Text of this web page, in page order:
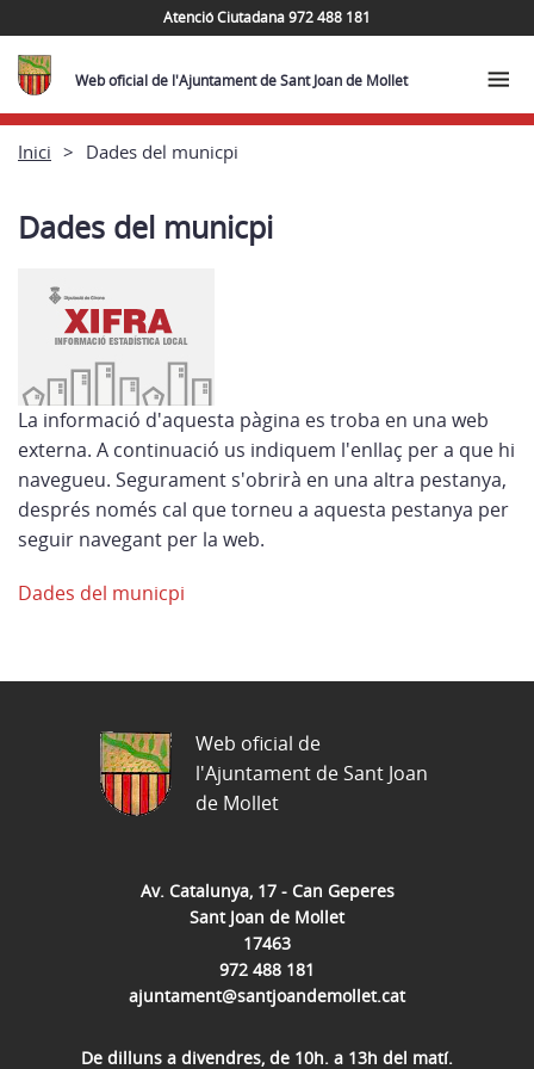
Atenció Ciutadana 972 488 181
Web oficial de l'Ajuntament de Sant Joan de Mollet
Inici Dades del municpi
Dades del municpi
La informació d'aquesta pàgina es troba en una web
externa. A continuació us indiquem l'enllaç per a que hi
navegueu. Segurament s'obrirà en una altra pestanya,
després només cal que torneu a aquesta pestanya per
seguir navegant per la web.
Dades del municpi
Av. Catalunya, 17 - Can Geperes
Sant Joan de Mollet
17463
972 488 181
ajuntament@santjoandemollet.cat
De dilluns a divendres, de 10h. a 13h del matí.
Web oficial de
l'Ajuntament de Sant Joan
de Mollet